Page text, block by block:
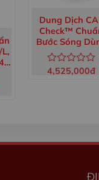
Dung Dịch
Check™
Bước Sóng
Để Kiểm Tra
HI83399
11
Được
4,525,000đ